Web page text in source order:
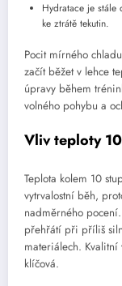
Hydratace je
ke ztrátě tekutin.
Pocit mírného
začít běžet v lehce
úpravy během
volného pohybu a
Vliv teploty
Teplota kolem 10
vytrvalostní běh,
nadměrného
přehřátí při příliš
materiálech.
klíčová.